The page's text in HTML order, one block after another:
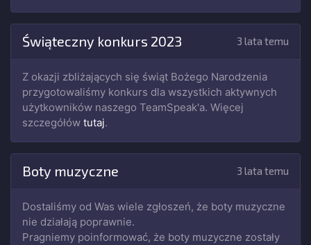
Świąteczny konkurs 2023 3 lata temu
Z okazji zbliżających się świąt Bożego Narodzenia
przygotowaliśmy konkurs dla wszystkich aktywnych
użytkowników naszego TeamSpeak'a. Więcej
szczegółów tutaj.
Boty muzyczne 3 lata temu
Dostaliśmy od Was wiele zgłoszeń, że boty muzyczne
nie działają poprawnie.
Pragniemy poinformować, że boty muzyczne zostały